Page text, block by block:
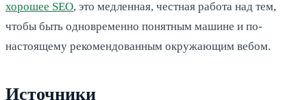
хорошее SEO, это медленная, честная работа над тем,
чтобы быть одновременно понятным машине и по-
настоящему рекомендованным окружающим вебом.
Источники